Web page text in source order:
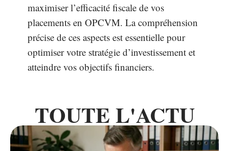
maximiser l’efficacité fiscale de vos
placements en OPCVM. La compréhension
précise de ces aspects est essentielle pour
optimiser votre stratégie d’investissement et
atteindre vos objectifs financiers.
TOUTE L'ACTU